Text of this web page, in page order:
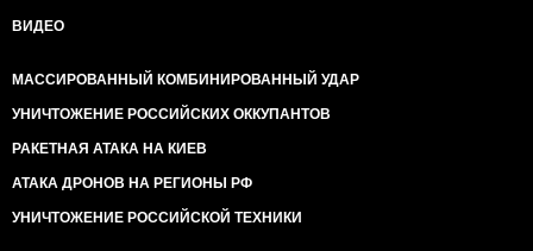
ВИДЕО
МАССИРОВАННЫЙ КОМБИНИРОВАННЫЙ УДАР
УНИЧТОЖЕНИЕ РОССИЙСКИХ ОККУПАНТОВ
РАКЕТНАЯ АТАКА НА КИЕВ
АТАКА ДРОНОВ НА РЕГИОНЫ РФ
УНИЧТОЖЕНИЕ РОССИЙСКОЙ ТЕХНИКИ